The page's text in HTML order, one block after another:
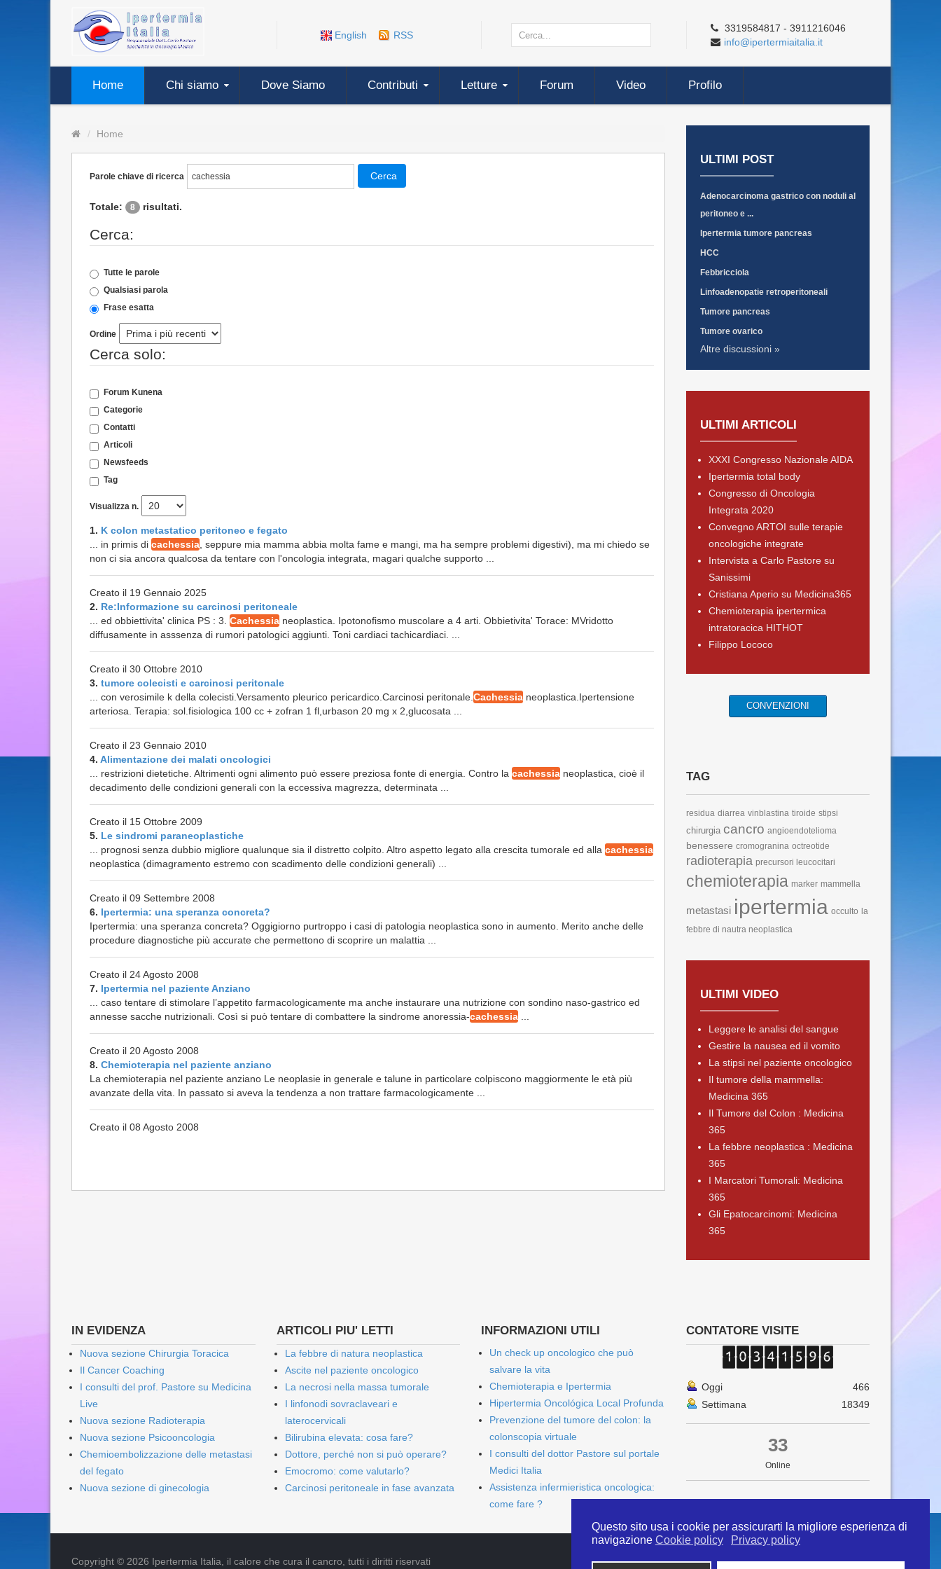
Questo sito usa i cookie per assicurarti la migliore esperienza di
navigazione Cookie policy Privacy policy
English RSS
3319584817 - 3911216046
info@ipertermiaitalia.it
Home Chi siamo Dove Siamo Contributi Letture Forum Video Profilo
Home
Parole chiave di ricerca Cerca
Totale: 8 risultati.
Cerca:
Tutte le parole
Qualsiasi parola
Frase esatta
Ordine
Cerca solo:
Forum Kunena
Categorie
Contatti
Articoli
Newsfeeds
Tag
Visualizza n.
1. K colon metastatico peritoneo e fegato
... in primis di cachessia , seppure mia mamma abbia molta fame e mangi, ma ha sempre problemi digestivi), ma mi chiedo se
non ci sia ancora qualcosa da tentare con l'oncologia integrata, magari qualche supporto ...
Creato il 19 Gennaio 2025
2. Re:Informazione su carcinosi peritoneale
... ed obbiettivita' clinica PS : 3. Cachessia neoplastica. Ipotonofismo muscolare a 4 arti. Obbietivita' Torace: MVridotto
diffusamente in asssenza di rumori patologici aggiunti. Toni cardiaci tachicardiaci. ...
Creato il 30 Ottobre 2010
3. tumore colecisti e carcinosi peritonale
... con verosimile k della colecisti.Versamento pleurico pericardico.Carcinosi peritonale. Cachessia neoplastica.Ipertensione
arteriosa. Terapia: sol.fisiologica 100 cc + zofran 1 fl,urbason 20 mg x 2,glucosata ...
Creato il 23 Gennaio 2010
4. Alimentazione dei malati oncologici
... restrizioni dietetiche. Altrimenti ogni alimento può essere preziosa fonte di energia. Contro la cachessia neoplastica, cioè il
decadimento delle condizioni generali con la eccessiva magrezza, determinata ...
Creato il 15 Ottobre 2009
5. Le sindromi paraneoplastiche
... prognosi senza dubbio migliore qualunque sia il distretto colpito. Altro aspetto legato alla crescita tumorale ed alla cachessia
neoplastica (dimagramento estremo con scadimento delle condizioni generali) ...
Creato il 09 Settembre 2008
6. Ipertermia: una speranza concreta?
Ipertermia: una speranza concreta? Oggigiorno purtroppo i casi di patologia neoplastica sono in aumento. Merito anche delle
procedure diagnostiche più accurate che permettono di scoprire un malattia ...
Creato il 24 Agosto 2008
7. Ipertermia nel paziente Anziano
... caso tentare di stimolare l’appetito farmacologicamente ma anche instaurare una nutrizione con sondino naso-gastrico ed
annesse sacche nutrizionali. Così si può tentare di combattere la sindrome anoressia-cachessia
Creato il 20 Agosto 2008
8. Chemioterapia nel paziente anziano
La chemioterapia nel paziente anziano Le neoplasie in generale e talune in particolare colpiscono maggiormente le età più
avanzate della vita. In passato si aveva la tendenza a non trattare farmacologicamente ...
Creato il 08 Agosto 2008
ULTIMI POST
Adenocarcinoma gastrico con noduli al
peritoneo e ...
Ipertermia tumore pancreas
HCC
Febbricciola
Linfoadenopatie retroperitoneali
Tumore pancreas
Tumore ovarico
Altre discussioni »
ULTIMI ARTICOLI
XXXI Congresso Nazionale AIDA
Ipertermia total body
Congresso di Oncologia
Integrata 2020
Convegno ARTOI sulle terapie
oncologiche integrate
Intervista a Carlo Pastore su
Sanissimi
Cristiana Aperio su Medicina365
Chemioterapia ipertermica
intratoracica HITHOT
Filippo Lococo
CONVENZIONI
TAG
residua diarrea vinblastina tiroide stipsi
chirurgia cancro angioendotelioma
benessere cromogranina octreotide
radioterapia precursori leucocitari
chemioterapia marker mammella
metastasi ipertermia occulto la
febbre di nautra neoplastica
ULTIMI VIDEO
Leggere le analisi del sangue
Gestire la nausea ed il vomito
La stipsi nel paziente oncologico
Il tumore della mammella:
Medicina 365
Il Tumore del Colon : Medicina
365
La febbre neoplastica : Medicina
365
I Marcatori Tumorali: Medicina
365
Gli Epatocarcinomi: Medicina
365
IN EVIDENZA
Nuova sezione Chirurgia Toracica
Il Cancer Coaching
I consulti del prof. Pastore su Medicina
Live
Nuova sezione Radioterapia
Nuova sezione Psicooncologia
Chemioembolizzazione delle metastasi
del fegato
Nuova sezione di ginecologia
ARTICOLI PIU' LETTI
La febbre di natura neoplastica
Ascite nel paziente oncologico
La necrosi nella massa tumorale
I linfonodi sovraclaveari e
laterocervicali
Bilirubina elevata: cosa fare?
Dottore, perché non si può operare?
Emocromo: come valutarlo?
Carcinosi peritoneale in fase avanzata
INFORMAZIONI UTILI
Un check up oncologico che può
salvare la vita
Chemioterapia e Ipertermia
Hipertermia Oncológica Local Profunda
Prevenzione del tumore del colon: la
colonscopia virtuale
I consulti del dottor Pastore sul portale
Medici Italia
Assistenza infermieristica oncologica:
come fare ?
CONTATORE VISITE
Oggi
466
Settimana
18349
33
Online
Copyright © 2026 Ipertermia Italia, il calore che cura il cancro, tutti i diritti riservati